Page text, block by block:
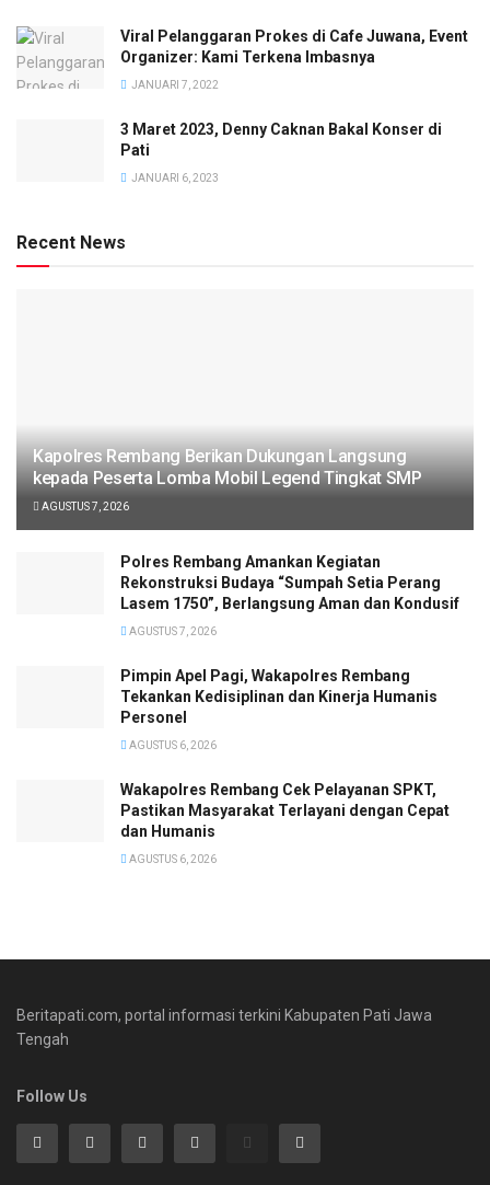
Viral Pelanggaran Prokes di Cafe Juwana, Event
Organizer: Kami Terkena Imbasnya
JANUARI 7, 2022
3 Maret 2023, Denny Caknan Bakal Konser di
Pati
JANUARI 6, 2023
Recent News
Kapolres Rembang Berikan Dukungan Langsung
kepada Peserta Lomba Mobil Legend Tingkat SMP
AGUSTUS 7, 2026
Polres Rembang Amankan Kegiatan
Rekonstruksi Budaya “Sumpah Setia Perang
Lasem 1750”, Berlangsung Aman dan Kondusif
AGUSTUS 7, 2026
Pimpin Apel Pagi, Wakapolres Rembang
Tekankan Kedisiplinan dan Kinerja Humanis
Personel
AGUSTUS 6, 2026
Wakapolres Rembang Cek Pelayanan SPKT,
Pastikan Masyarakat Terlayani dengan Cepat
dan Humanis
AGUSTUS 6, 2026
Beritapati.com, portal informasi terkini Kabupaten Pati Jawa
Tengah
Follow Us